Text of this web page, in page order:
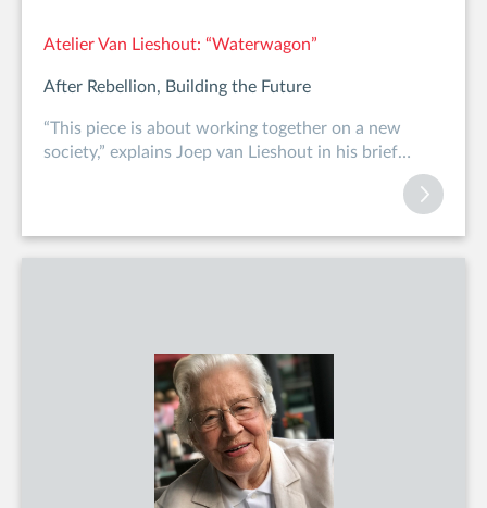
Atelier Van Lieshout: “Waterwagon”
After Rebellion, Building the Future
“This piece is about working together on a new
society,” explains Joep van Lieshout in his brief